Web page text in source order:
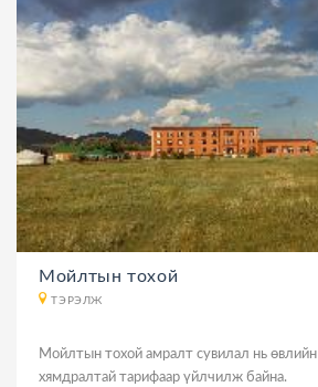
Мойлтын тохой
ТЭРЭЛЖ
Мойлтын тохой амралт сувилал нь өвлийн
хямдралтай тарифаар үйлчилж байна.